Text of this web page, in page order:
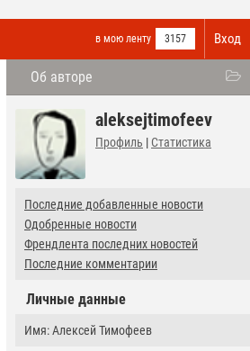
Вход
в мою ленту 3157
Об авторе
aleksejtimofeev
Профиль | Статистика
Последние добавленные новости
Одобренные новости
Френдлента последних новостей
Последние комментарии
Личные данные
Имя: Алексей Тимофеев